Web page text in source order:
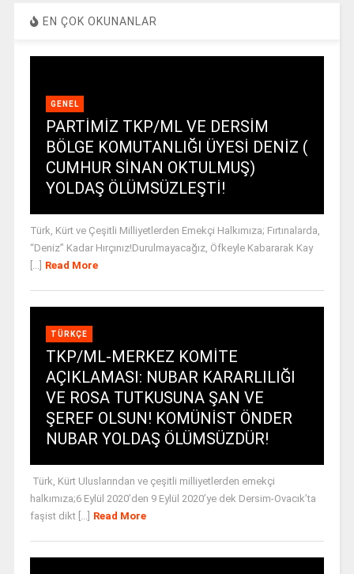
EN ÇOK OKUNANLAR
GENEL
PARTİMİZ TKP/ML VE DERSİM
BÖLGE KOMUTANLIĞI ÜYESİ DENİZ (
CUMHUR SİNAN OKTULMUŞ)
YOLDAŞ ÖLÜMSÜZLEŞTİ!
Türk, Kürt ve Çeşitli Milliyetlerden Emekçi Halkımıza; Fırtınalarda,
“Deniz” Kadar Hırçınız!Durulmayacağız, Öfkeyle Kabararak Kay
Read More
TÜRKÇE
TKP/ML-MERKEZ KOMİTE
AÇIKLAMASI: NUBAR KARARLILIĞI
VE ROSA TUTKUSUNA ŞAN VE
ŞEREF OLSUN! KOMÜNİST ÖNDER
NUBAR YOLDAŞ ÖLÜMSÜZDÜR!
Türk, Kürt Uluslarından ve çeşitli milliyetlerden emekçi
halkımıza;6 Eylül 2020’den 9 Eylül 2020’ye dek Dersim-Ovacık’ta
faşist dikt [...]
Read More